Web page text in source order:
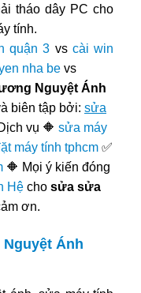
tháo dây PC cho
tính.
quận 3 vs cài win
nha be vs
Nguyệt Ánh
biên tập bởi: sửa
vụ 🔶 sửa máy
máy tính tphcm✅
🔶 Mọi ý kiến đóng
Hệcho sửa sửa
ơn.
Ánh